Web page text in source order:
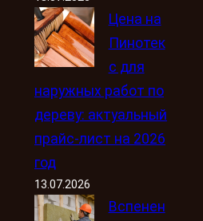
Цена на
Пинотек
с для
наружных работ по
дереву: актуальный
прайс-лист на 2026
год
13.07.2026
Вспенен